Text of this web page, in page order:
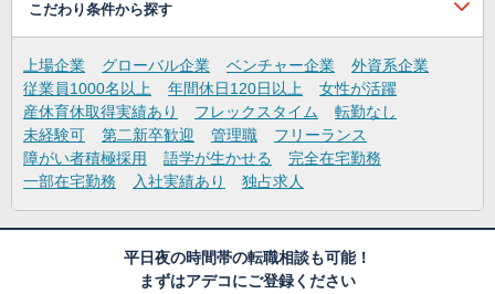
こだわり条件から探す
上場企業 グローバル企業 ベンチャー企業
外資系企業
従業員1000名以上
年間休日120日以上
女性が活躍
産休育休取得実績あり
フレックスタイム
転勤なし
未経験可
第二新卒歓迎 管理職
フリーランス
障がい者積極採用
語学が生かせる
完全在宅勤務
一部在宅勤務
入社実績あり 独占求人
平日夜の時間帯の転職相談も可能！
まずはアデコにご登録ください